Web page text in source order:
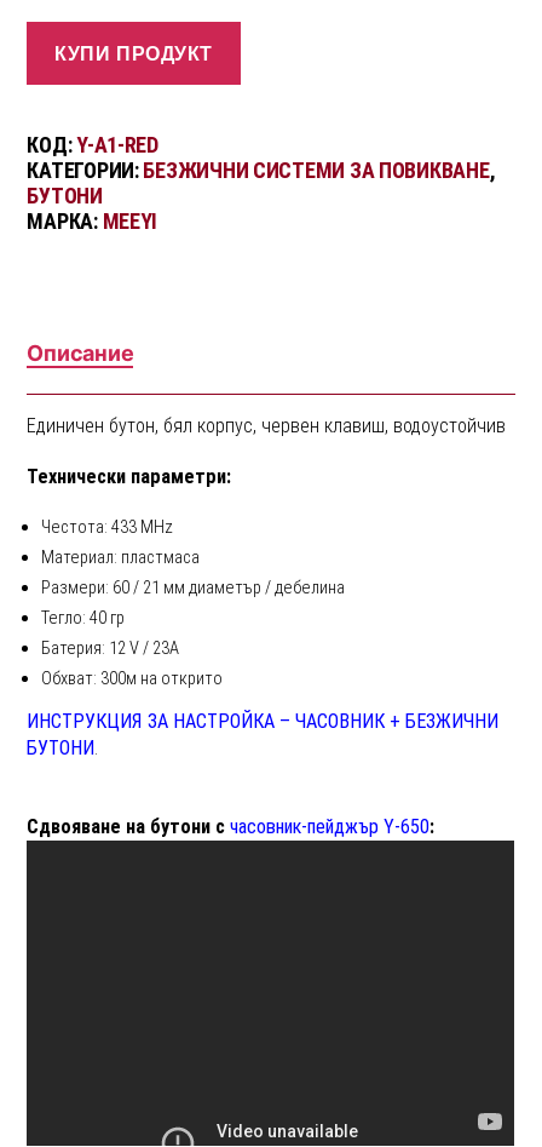
КУПИ ПРОДУКТ
КОД:Y-A1-RED
КАТЕГОРИИ:БЕЗЖИЧНИ СИСТЕМИ ЗА ПОВИКВАНЕ,
БУТОНИ
МАРКА: MEEYI
Описание
Единичен бутон, бял корпус, червен клавиш, водоустойчив
Технически параметри:
Честота: 433 MHz
Материал: пластмаса
Размери: 60 / 21 мм диаметър / дебелина
Тегло: 40 гр
Батерия: 12 V / 23A
Обхват: 300м на открито
ИНСТРУКЦИЯ ЗА НАСТРОЙКА – ЧАСОВНИК + БЕЗЖИЧНИ
БУТОНИ.
Сдвояване на бутони счасовник-пейджър Y-650: